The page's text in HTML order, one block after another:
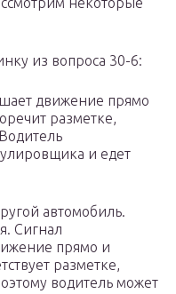
из вопроса 30-6:
движение прямо
разметке,
и едет
автомобиль.
Сигнал
прямо и
разметке,
водитель может